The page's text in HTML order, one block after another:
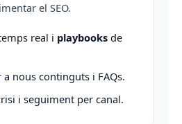
el SEO.
real i playbooks de
a nous continguts i FAQs.
i seguiment per canal.